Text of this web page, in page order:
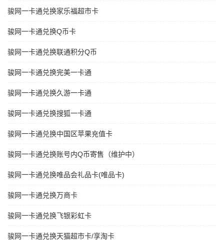
骏网一卡通兑换家乐福超市卡
骏网一卡通兑换Q币卡
骏网一卡通兑换联通积分Q币
骏网一卡通兑换完美一卡通
骏网一卡通兑换久游一卡通
骏网一卡通兑换搜狐一卡通
骏网一卡通兑换中国区苹果充值卡
骏网一卡通兑换账号内Q币寄售（维护中）
骏网一卡通兑换唯品会礼品卡(唯品卡)
骏网一卡通兑换万商卡
骏网一卡通兑换飞银彩虹卡
骏网一卡通兑换天猫超市卡/享淘卡